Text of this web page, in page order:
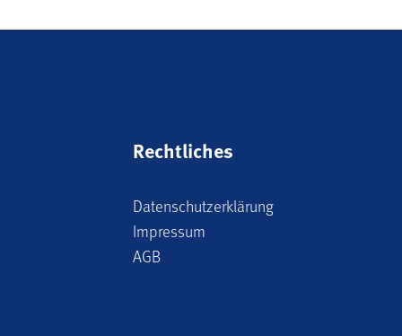
Rechtliches
Datenschutzerklärung
Impressum
AGB